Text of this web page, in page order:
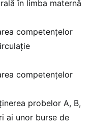
în limba maternă
competențelor
competențelor
probelor A, B,
ai unor burse de